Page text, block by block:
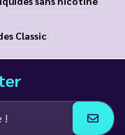
Classic